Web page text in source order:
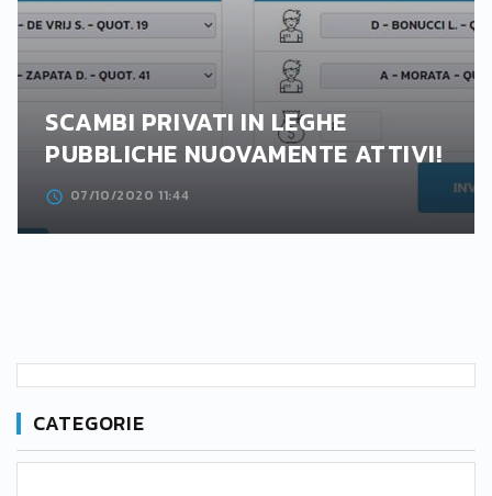
SCAMBI PRIVATI IN LEGHE
PUBBLICHE NUOVAMENTE ATTIVI!
07/10/2020 11:44
CATEGORIE